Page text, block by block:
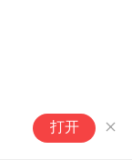
打开